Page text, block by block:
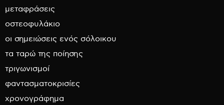
μεταφράσεις
οστεοφυλάκιο
οι σημειώσεις ενός σόλοικου
τα ταρώ της ποίησης
τριγωνισμοί
φαντασματοκρισίες
χρονογράφημα